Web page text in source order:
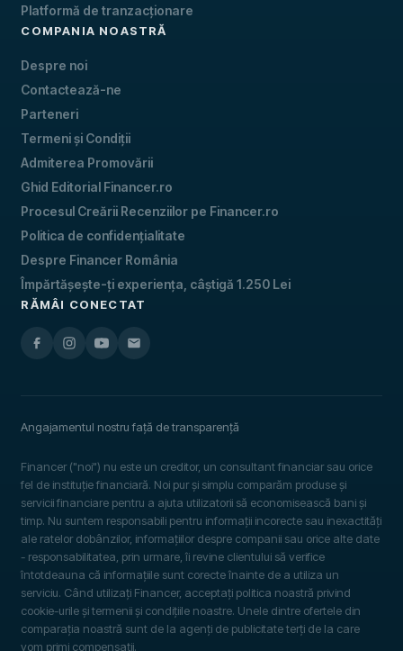
Platformă de tranzacționare
COMPANIA NOASTRĂ
Despre noi
Contactează-ne
Parteneri
Termeni și Condiții
Admiterea Promovării
Ghid Editorial Financer.ro
Procesul Creării Recenziilor pe Financer.ro
Politica de confidențialitate
Despre Financer România
Împărtășește-ți experiența, câștigă 1.250 Lei
RĂMÂI CONECTAT
Angajamentul nostru față de transparență
Financer ("noi") nu este un creditor, un consultant financiar sau orice
fel de instituție financiară. Noi pur și simplu comparăm produse și
servicii financiare pentru a ajuta utilizatorii să economisească bani și
timp. Nu suntem responsabili pentru informații incorecte sau inexactități
ale ratelor dobânzilor, informațiilor despre companii sau orice alte date
- responsabilitatea, prin urmare, îi revine clientului să verifice
întotdeauna că informațiile sunt corecte înainte de a utiliza un
serviciu. Când utilizați Financer, acceptați politica noastră privind
cookie-urile și termenii și condițiile noastre. Unele dintre ofertele din
comparația noastră sunt de la agenți de publicitate terți de la care
vom primi compensații.